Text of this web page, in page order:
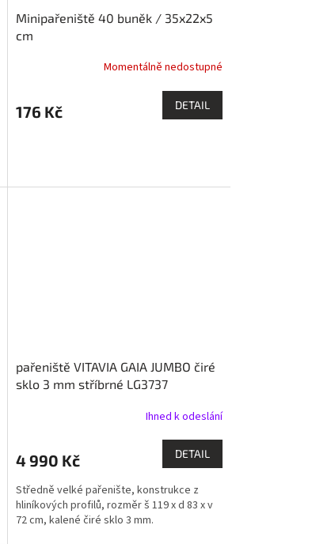
Minipařeniště 40 buněk / 35x22x5
cm
Momentálně nedostupné
176 Kč DETAIL
pařeniště VITAVIA GAIA JUMBO čiré
sklo 3 mm stříbrné LG3737
Ihned k odeslání
4 990 Kč DETAIL
Středně velké pařenište, konstrukce z
hliníkových profilů, rozměr š 119 x d 83 x v
72 cm, kalené čiré sklo 3 mm.